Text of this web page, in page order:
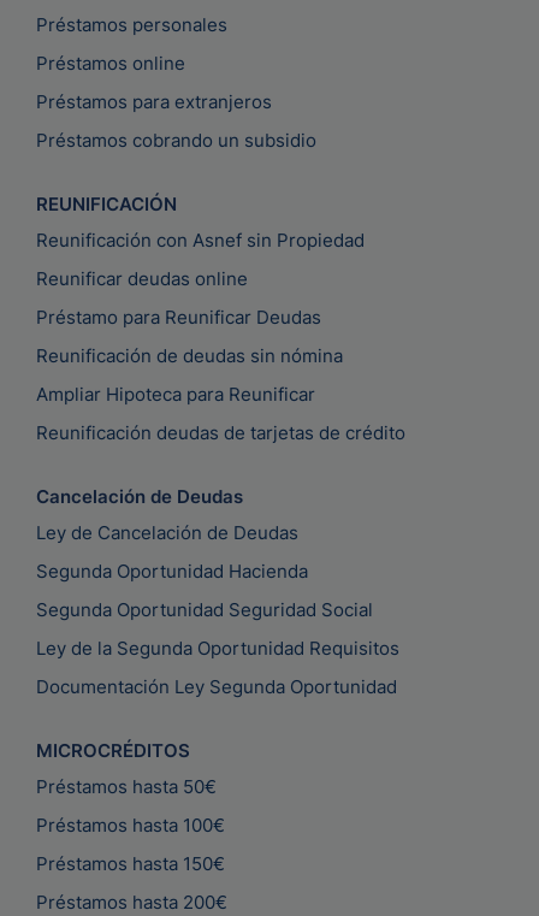
Préstamos personales
Préstamos online
Préstamos para extranjeros
Préstamos cobrando un subsidio
REUNIFICACIÓN
Reunificación con Asnef sin Propiedad
Reunificar deudas online
Préstamo para Reunificar Deudas
Reunificación de deudas sin nómina
Ampliar Hipoteca para Reunificar
Reunificación deudas de tarjetas de crédito
Cancelación de Deudas
Ley de Cancelación de Deudas
Segunda Oportunidad Hacienda
Segunda Oportunidad Seguridad Social
Ley de la Segunda Oportunidad Requisitos
Documentación Ley Segunda Oportunidad
MICROCRÉDITOS
Préstamos hasta 50€
Préstamos hasta 100€
Préstamos hasta 150€
Préstamos hasta 200€